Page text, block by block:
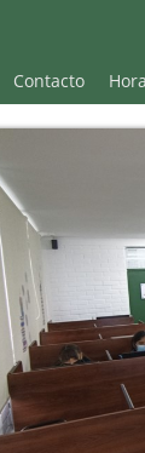
Contacto